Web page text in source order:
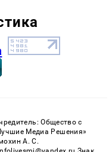
Общество с
Медиа Решения»
А. С.